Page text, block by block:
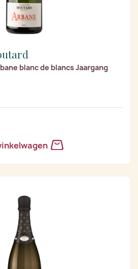
blanc de blancs Jaargang